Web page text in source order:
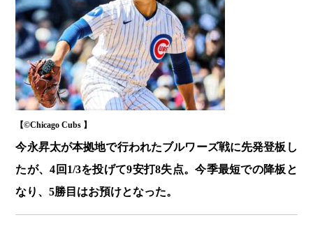
【©️Chicago Cubs 】
今永昇太が本拠地で行われたブルワーズ戦に先発登板し
たが、4回1/3を投げて9安打8失点。今季最短での降板と
なり、5勝目はお預けとなった。